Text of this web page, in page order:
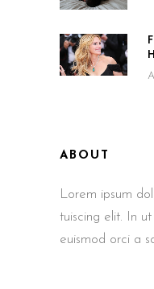
ABOUT
Lorem ipsum
tuiscing elit. In
euismod orci a